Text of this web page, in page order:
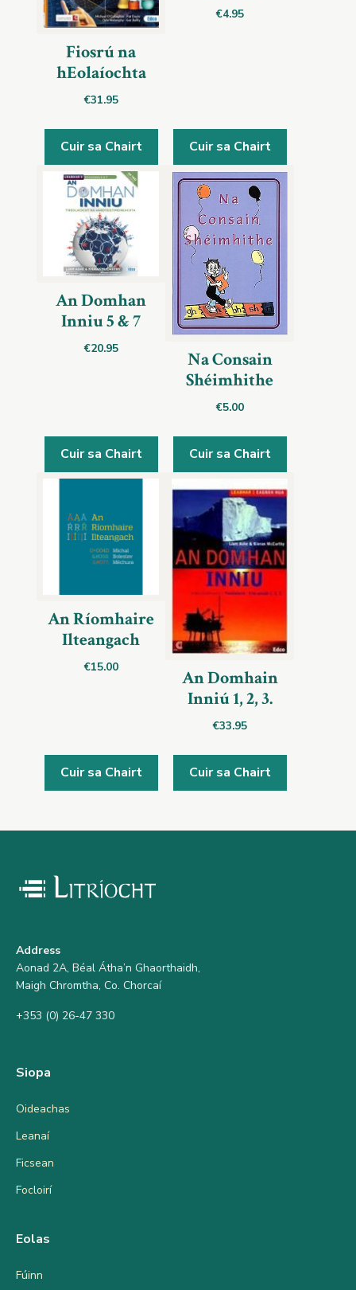
Fiosrú na
hEolaíochta
€31.95
Cuir sa Chairt
€4.95
Cuir sa Chairt
An Domhan
Inniu 5 & 7
€20.95
Cuir sa Chairt
Na Consain
Shéimhithe
€5.00
Cuir sa Chairt
An Ríomhaire
Ilteangach
€15.00
Cuir sa Chairt
An Domhain
Inniú 1, 2, 3.
€33.95
Cuir sa Chairt
Address
Aonad 2A, Béal Átha’n Ghaorthaidh,
Maigh Chromtha, Co. Chorcaí
+353 (0) 26-47 330
Siopa
Oideachas
Leanaí
Ficsean
Focloirí
Eolas
Fúinn